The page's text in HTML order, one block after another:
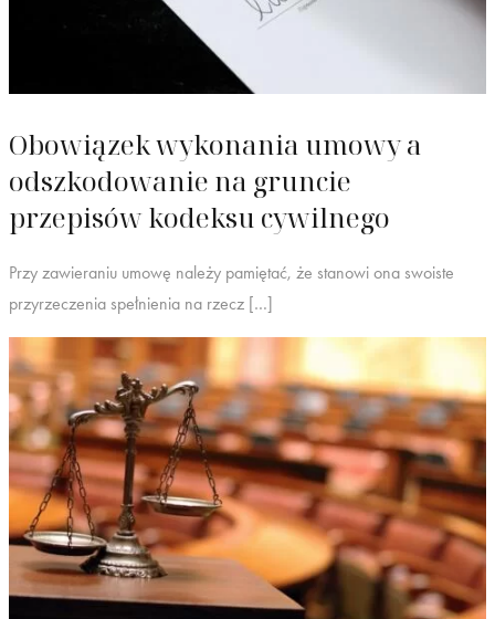
Obowiązek wykonania umowy a
odszkodowanie na gruncie
przepisów kodeksu cywilnego
Przy zawieraniu umowę należy pamiętać, że stanowi ona swoiste
przyrzeczenia spełnienia na rzecz […]